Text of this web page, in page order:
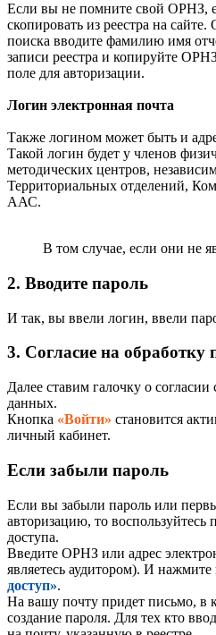
Если вы не помните свой ОРНЗ,
скопировать из реестра на
поиска вводите фамилию имя
записи реестра и копируйте
поле для авторизации.
Логин электронная почта
Также логином может быть и
Такой логин будет у членов
методических центров,
Территориальных отделений,
ААС.
В том случае, если они не
2. Вводите пароль
И так, вы ввели логин, ввели
3. Согласие на
Далее ставим галочку о
данных.
Кнопка «Войти» становится
личный кабинет.
Если забыли пароль
Если вы забыли пароль или
авторизацию, то воспользуйтесь
доступа.
Введите ОРНЗ или адрес
являетесь аудитором). И
доступ».
На вашу почту придет письмо, в
создание пароля. Для тех кто